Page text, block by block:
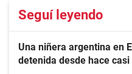
Seguí leyendo
Una niñera argentina en
detenida desde hace casi